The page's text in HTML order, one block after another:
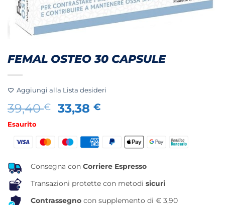
FEMAL OSTEO 30 CAPSULE
Aggiungi alla Lista desideri
39,40€
Il
prezzo
era:
33,38€
è:
Esaurito
Consegna con Corriere Espresso
Transazioni protette con metodi sicuri
Contrassegno con supplemento di € 3,90